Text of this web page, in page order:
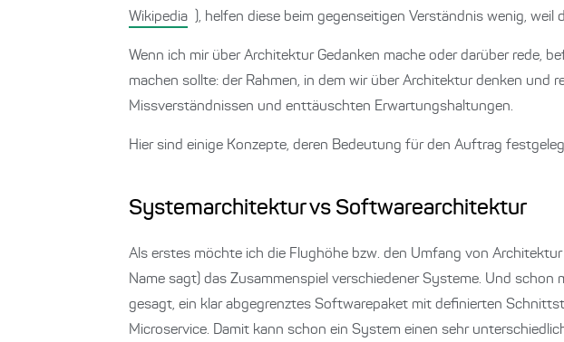
Wikipedia
), helfen diese beim gegenseitigen Verständnis wenig,
Wenn ich mir über Architektur Gedanken mache oder darüber rede,
machen sollte: der Rahmen, in dem wir über Architektur denken und
Missverständnissen und enttäuschten Erwartungshaltungen.
Hier sind einige Konzepte, deren Bedeutung für den Auftrag
Systemarchitektur vs Softwarearchitektur
Als erstes möchte ich die Flughöhe bzw. den Umfang von
Name sagt) das Zusammenspiel verschiedener Systeme. Und
gesagt, ein klar abgegrenztes Softwarepaket mit definierten
Microservice. Damit kann schon ein System einen sehr